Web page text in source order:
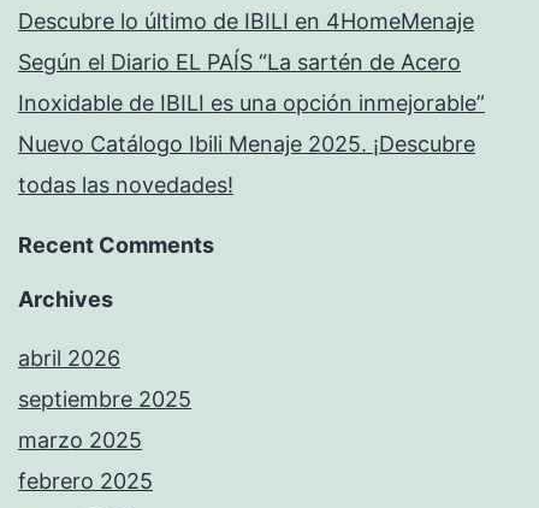
Descubre lo último de IBILI en 4HomeMenaje
Según el Diario EL PAÍS “La sartén de Acero
Inoxidable de IBILI es una opción inmejorable”
Nuevo Catálogo Ibili Menaje 2025. ¡Descubre
todas las novedades!
Recent Comments
Archives
abril 2026
septiembre 2025
marzo 2025
febrero 2025